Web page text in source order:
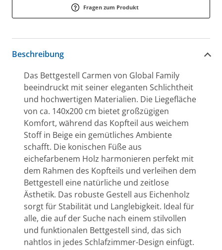
Fragen zum Produkt
Beschreibung
Das Bettgestell Carmen von Global Family
beeindruckt mit seiner eleganten Schlichtheit
und hochwertigen Materialien. Die Liegefläche
von ca. 140x200 cm bietet großzügigen
Komfort, während das Kopfteil aus weichem
Stoff in Beige ein gemütliches Ambiente
schafft. Die konischen Füße aus
eichefarbenem Holz harmonieren perfekt mit
dem Rahmen des Kopfteils und verleihen dem
Bettgestell eine natürliche und zeitlose
Ästhetik. Das robuste Gestell aus Eichenholz
sorgt für Stabilität und Langlebigkeit. Ideal für
alle, die auf der Suche nach einem stilvollen
und funktionalen Bettgestell sind, das sich
nahtlos in jedes Schlafzimmer-Design einfügt.